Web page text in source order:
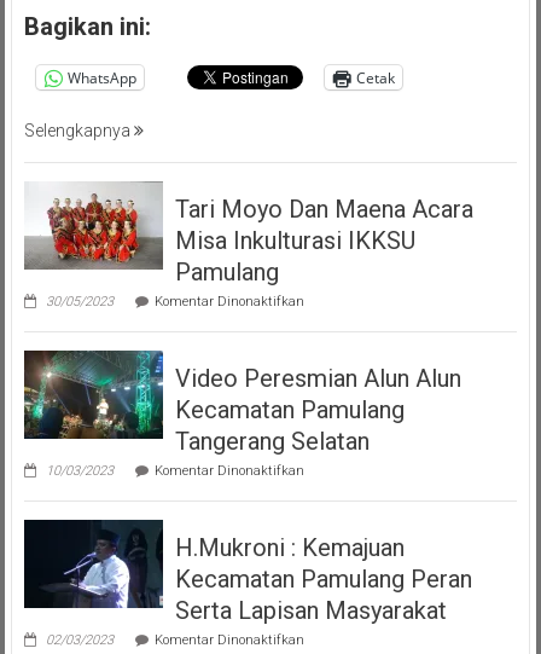
Bagikan ini:
WhatsApp Cetak
Selengkapnya
Tari Moyo Dan Maena Acara
Misa Inkulturasi IKKSU
Pamulang
30/05/2023 Komentar Dinonaktifkanpada
Moyo
Maena
Misa
Inkulturasi
IKKSU
Pamulang
Video Peresmian Alun Alun
Kecamatan Pamulang
Tangerang Selatan
10/03/2023 Komentar Dinonaktifkanpada
Peresmian
Alun
Kecamatan
Pamulang
Tangerang
Selatan
H.Mukroni : Kemajuan
Kecamatan Pamulang Peran
Serta Lapisan Masyarakat
02/03/2023 Komentar Dinonaktifkanpada